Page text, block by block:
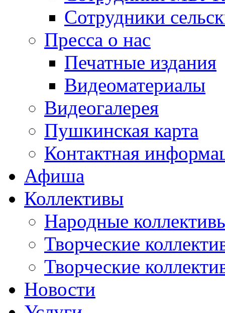
Сотрудники
Пресса о нас
Печатные издания
Видеоматериалы
Видеогалерея
Пушкинская карта
Контактная
Афиша
Коллективы
Народные
Творческие
Творческие
Новости